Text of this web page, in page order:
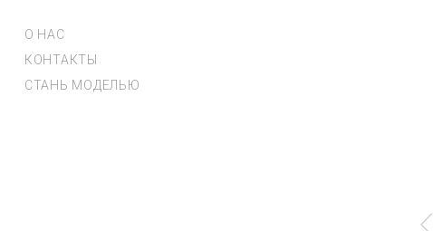
О НАС
КОНТАКТЫ
СТАНЬ МОДЕЛЬЮ